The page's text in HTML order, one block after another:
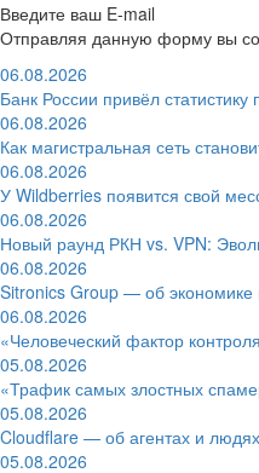
Введите ваш E-mail
Отправляя данную форму вы
06.08.2026
Банк России привёл
06.08.2026
Как магистральная сеть
06.08.2026
У Wildberries появится свой
06.08.2026
Новый раунд РКН vs. VPN:
06.08.2026
Sitronics Group — об экономике
06.08.2026
«Человеческий фактор
05.08.2026
«Трафик самых злостных
05.08.2026
Cloudflare — об агентах и людях
05.08.2026